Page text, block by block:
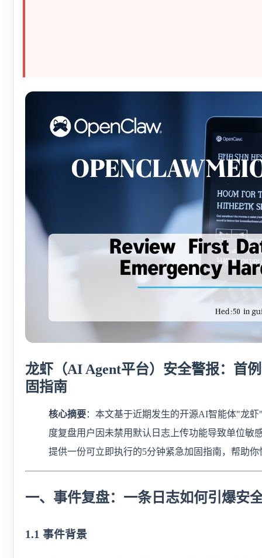
龙虾（AI Agent平台）安全警报：首
固指南
核心摘要：本文基于近期发生的开源AI智能体"龙
度复盘用户因未禁用默认日志上传功能导致单位敏
提供一份可立即执行的5分钟紧急加固指南，帮助
一、事件复盘：一条日志如何引爆安
1.1 事件背景